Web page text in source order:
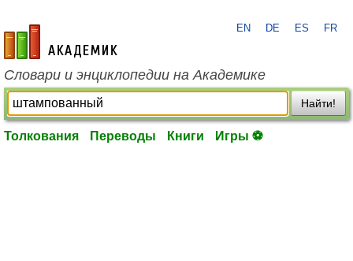
academic.ru
EN DE ES FR
Словари и энциклопедии на Академике
Найти!
Толкования Переводы Книги Игры ⚽